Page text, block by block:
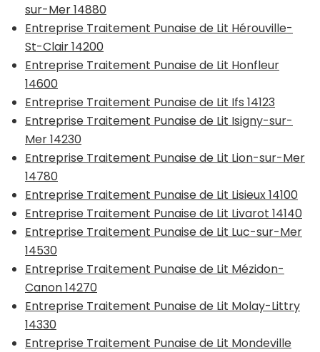
sur-Mer 14880
Entreprise Traitement Punaise de Lit Hérouville-
St-Clair 14200
Entreprise Traitement Punaise de Lit Honfleur
14600
Entreprise Traitement Punaise de Lit Ifs 14123
Entreprise Traitement Punaise de Lit Isigny-sur-
Mer 14230
Entreprise Traitement Punaise de Lit Lion-sur-Mer
14780
Entreprise Traitement Punaise de Lit Lisieux 14100
Entreprise Traitement Punaise de Lit Livarot 14140
Entreprise Traitement Punaise de Lit Luc-sur-Mer
14530
Entreprise Traitement Punaise de Lit Mézidon-
Canon 14270
Entreprise Traitement Punaise de Lit Molay-Littry
14330
Entreprise Traitement Punaise de Lit Mondeville